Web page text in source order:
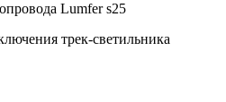
Lumfer s25
трек-светильника